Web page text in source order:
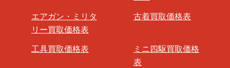
エアガン・ミリタ
リー買取価格表
古着買取価格表
工具買取価格表
ミニ四駆買取価格
表